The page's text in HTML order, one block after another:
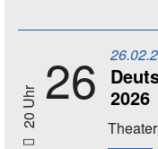
20 Uhr 26 2026
Theater